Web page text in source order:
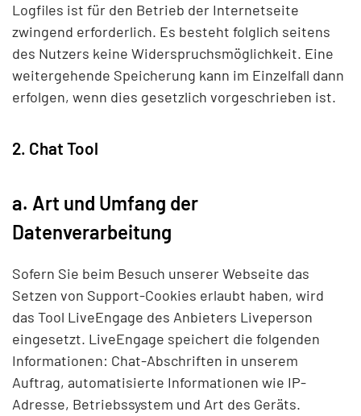
Logfiles ist für den Betrieb der Internetseite
zwingend erforderlich. Es besteht folglich seitens
des Nutzers keine Widerspruchsmöglichkeit. Eine
weitergehende Speicherung kann im Einzelfall dann
erfolgen, wenn dies gesetzlich vorgeschrieben ist.
2. Chat Tool
a. Art und Umfang der
Datenverarbeitung
Sofern Sie beim Besuch unserer Webseite das
Setzen von Support-Cookies erlaubt haben, wird
das Tool LiveEngage des Anbieters Liveperson
eingesetzt. LiveEngage speichert die folgenden
Informationen: Chat-Abschriften in unserem
Auftrag, automatisierte Informationen wie IP-
Adresse, Betriebssystem und Art des Geräts.